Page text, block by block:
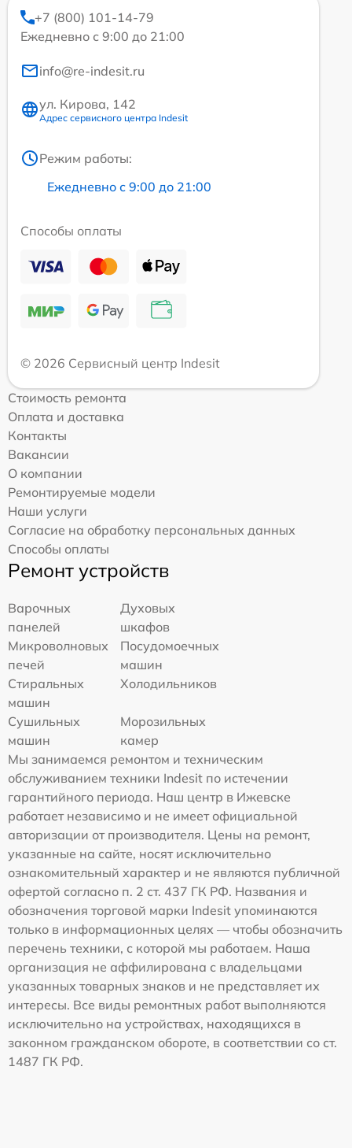
+7 (800) 101-14-79
Ежедневно с 9:00 до 21:00
info@re-indesit.ru
ул. Кирова, 142
Адрес сервисного центра Indesit
Режим работы:
Ежедневно с 9:00 до 21:00
Способы оплаты
© 2026 Сервисный центр Indesit
Стоимость ремонта
Оплата и доставка
Контакты
Вакансии
О компании
Ремонтируемые модели
Наши услуги
Согласие на обработку персональных данных
Способы оплаты
Ремонт устройств
Варочных
панелей
Духовых
шкафов
Микроволновых
печей
Посудомоечных
машин
Стиральных
машин
Холодильников
Сушильных
машин
Морозильных
камер
Мы занимаемся ремонтом и техническим
обслуживанием техники Indesit по истечении
гарантийного периода. Наш центр в Ижевске
работает независимо и не имеет официальной
авторизации от производителя. Цены на ремонт,
указанные на сайте, носят исключительно
ознакомительный характер и не являются публичной
офертой согласно п. 2 ст. 437 ГК РФ. Названия и
обозначения торговой марки Indesit упоминаются
только в информационных целях — чтобы обозначить
перечень техники, с которой мы работаем. Наша
организация не аффилирована с владельцами
указанных товарных знаков и не представляет их
интересы. Все виды ремонтных работ выполняются
исключительно на устройствах, находящихся в
законном гражданском обороте, в соответствии со ст.
1487 ГК РФ.